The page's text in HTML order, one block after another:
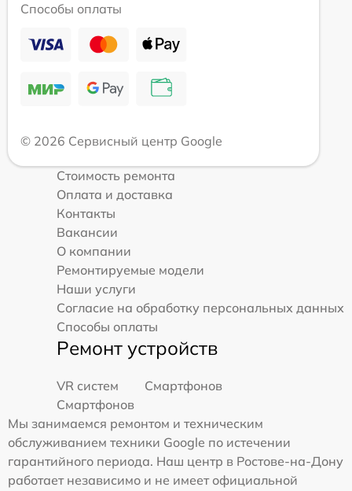
Способы оплаты
© 2026 Сервисный центр Google
Стоимость ремонта
Оплата и доставка
Контакты
Вакансии
О компании
Ремонтируемые модели
Наши услуги
Согласие на обработку персональных данных
Способы оплаты
Ремонт устройств
VR систем
Смартфонов
Смартфонов
Мы занимаемся ремонтом и техническим
обслуживанием техники Google по истечении
гарантийного периода. Наш центр в Ростове-на-Дону
работает независимо и не имеет официальной